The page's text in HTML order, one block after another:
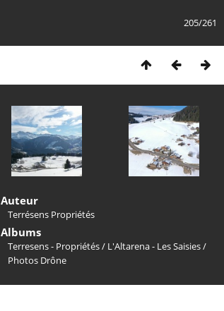
205/261
Auteur
Terrésens Propriétés
Albums
Terresens - Propriétés/ L'Altarena - Les Saisies/
Photos Drône